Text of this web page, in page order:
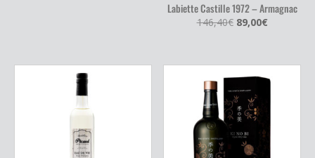
Labiette Castille 1972 – Armagnac
146,40€ Le
était :
146,40€.
89,00€Le
est :